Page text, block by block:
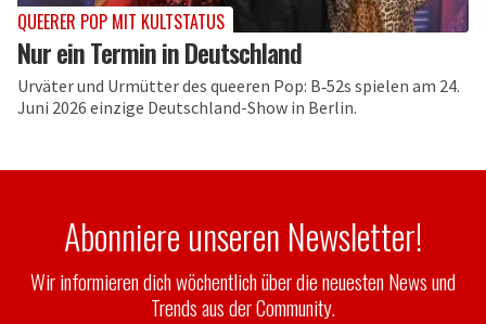
QUEERER POP MIT KULTSTATUS
Nur ein Termin in Deutschland
Urväter und Urmütter des queeren Pop: B‑52s spielen am 24.
Juni 2026 einzige Deutschland-Show in Berlin.
Abonniere unseren Newsletter!
Wir informieren dich wöchentlich über die neuesten News und
Trends aus der Community.